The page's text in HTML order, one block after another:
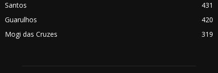
Santos
431
Guarulhos
420
Mogi das Cruzes
319